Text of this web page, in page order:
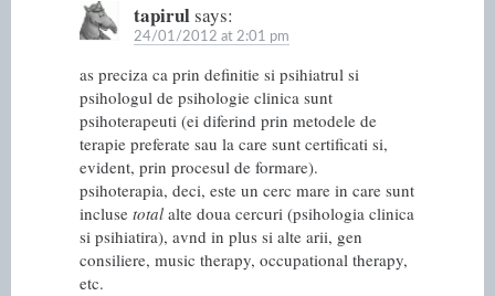
tapirulsays:
24/01/2012 at 2:01 pm
as preciza ca prin definitie si psihiatrul si
psihologul de psihologie clinica sunt
psihoterapeuti (ei diferind prin metodele de
terapie preferate sau la care sunt certificati si,
evident, prin procesul de formare).
psihoterapia, deci, este un cerc mare in care sunt
incluse total alte doua cercuri (psihologia clinica
si psihiatira), avnd in plus si alte arii, gen
consiliere, music therapy, occupational therapy,
etc.